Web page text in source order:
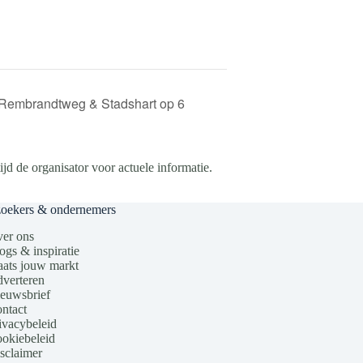
& Stadshart op 6
de organisator voor actuele informatie.
& ondernemers
ons
& inspiratie
jouw markt